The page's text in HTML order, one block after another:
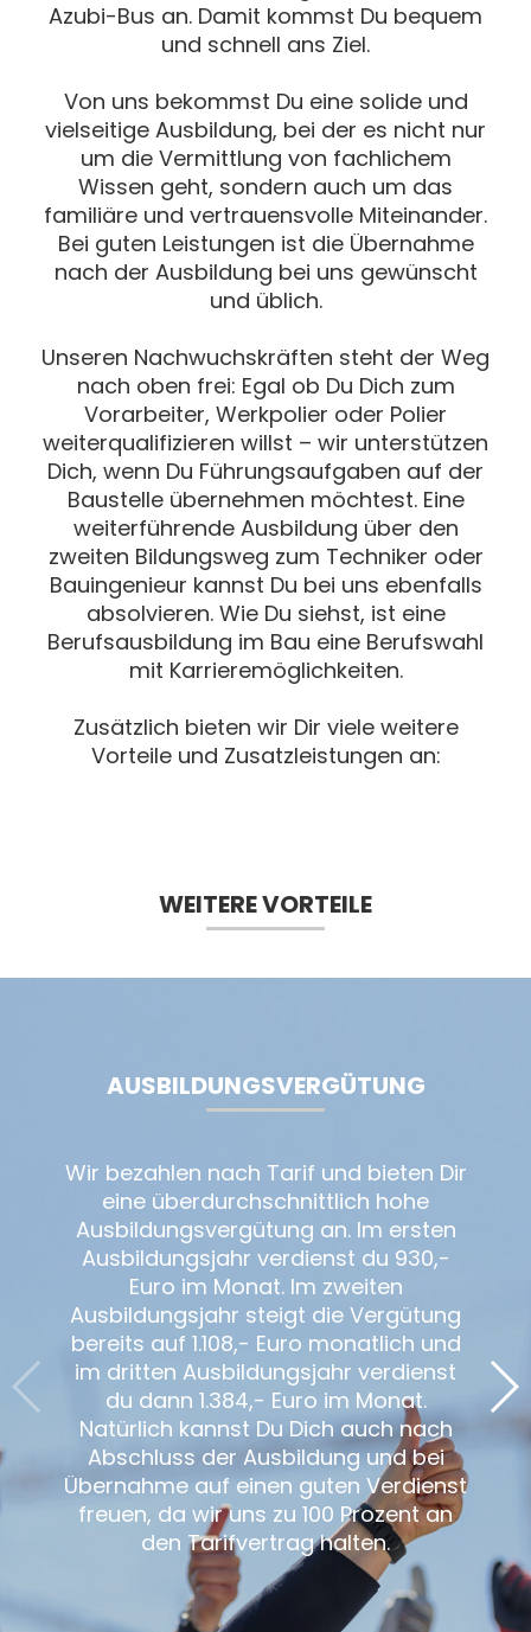
Azubi-Bus an. Damit kommst Du bequem
und schnell ans Ziel.
Von uns bekommst Du eine solide und
vielseitige Ausbildung, bei der es nicht nur
um die Vermittlung von fachlichem
Wissen geht, sondern auch um das
familiäre und vertrauensvolle Miteinander.
Bei guten Leistungen ist die Übernahme
nach der Ausbildung bei uns gewünscht
und üblich.
Unseren Nachwuchskräften steht der Weg
nach oben frei: Egal ob Du Dich zum
Vorarbeiter, Werkpolier oder Polier
weiterqualifizieren willst – wir unterstützen
Dich, wenn Du Führungsaufgaben auf der
Baustelle übernehmen möchtest. Eine
weiterführende Ausbildung über den
zweiten Bildungsweg zum Techniker oder
Bauingenieur kannst Du bei uns ebenfalls
absolvieren. Wie Du siehst, ist eine
Berufsausbildung im Bau eine Berufswahl
mit Karrieremöglichkeiten.
Zusätzlich bieten wir Dir viele weitere
Vorteile und Zusatzleistungen an:
WEITERE VORTEILE
AUSBILDUNGSVERGÜTUNG
Wir bezahlen nach Tarif und bieten Dir
eine überdurchschnittlich hohe
Ausbildungsvergütung an. Im ersten
Ausbildungsjahr verdienst du 930,-
Euro im Monat. Im zweiten
Ausbildungsjahr steigt die Vergütung
bereits auf 1.108,- Euro monatlich und
im dritten Ausbildungsjahr verdienst
du dann 1.384,- Euro im Monat.
Natürlich kannst Du Dich auch nach
Abschluss der Ausbildung und bei
Übernahme auf einen guten Verdienst
freuen, da wir uns zu 100 Prozent an
den Tarifvertrag halten.